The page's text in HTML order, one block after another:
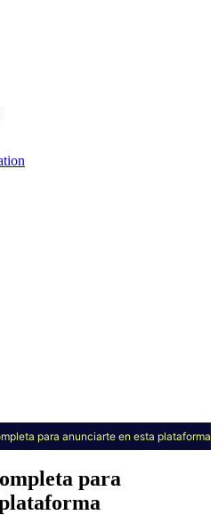
para anunciarte en esta plataforma
para